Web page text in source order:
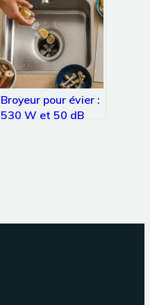
structurelle des sols
Broyeur pour évier :
530 W et 50 dB